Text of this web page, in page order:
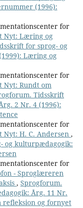
(1996):
for
Nyt: Læring og
for sprog- og
Læring og
for
Nyt: Rundt om
Tidsskrift
2 Nr. 4 (1996):
for
Nyt: H. C. Andersen ,
og kulturpædagogik:
for
- Sproglæreren
, Sprogforum.
Årg. 11 Nr.
refleksion og fornyet